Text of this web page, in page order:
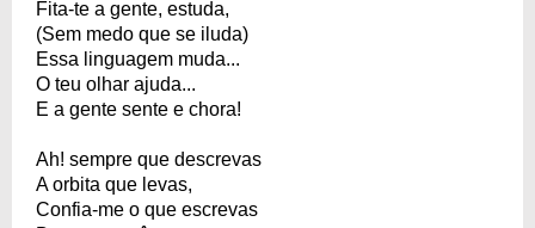
Fita-te a gente, estuda,
(Sem medo que se iluda)
Essa linguagem muda...
O teu olhar ajuda...
E a gente sente e chora!
Ah! sempre que descrevas
A orbita que levas,
Confia-me o que escrevas